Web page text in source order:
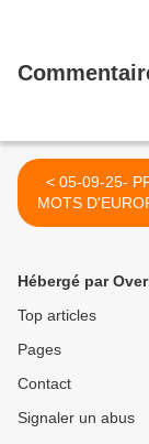
< 05-09-25- PREMIERS
MOTS
AVIV CE
Hébergé par
Top articles
Pages
Contact
Signaler un abus